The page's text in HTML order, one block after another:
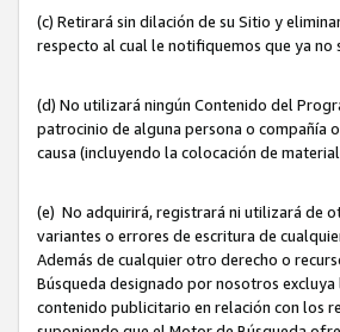
(c) Retirará sin dilación de su Sitio y
respecto al cual le notifiquemos que ya
(d) No utilizará ningún Contenido del
patrocinio de alguna persona o compañía
causa (incluyendo la colocación de
(e) No adquirirá, registrará ni utilizará de
variantes o errores de escritura de
Además de cualquier otro derecho o
Búsqueda designado por nosotros
contenido publicitario en relación con los